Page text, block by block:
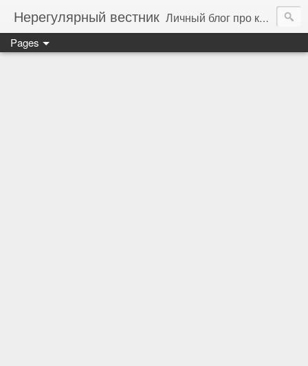
Нерегулярный вестник Личный блог про компьютеры, технологии и программирование
Pages